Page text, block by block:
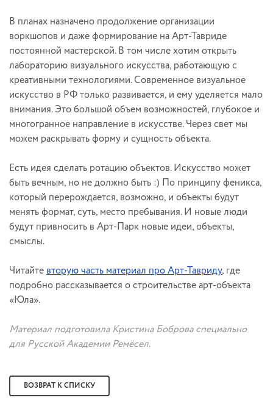
В планах назначено продолжение организации
воркшопов и даже формирование на Арт-Тавриде
постоянной мастерской. В том числе хотим открыть
лабораторию визуального искусства, работающую с
креативными технологиями. Современное визуальное
искусство в РФ только развивается, и ему уделяется мало
внимания. Это большой объем возможностей, глубокое и
многогранное направление в искусстве. Через свет мы
можем раскрывать форму и сущность объекта.
Есть идея сделать ротацию объектов. Искусство может
быть вечным, но не должно быть :) По принципу феникса,
который перерождается, возможно, и объекты будут
менять формат, суть, место пребывания. И новые люди
будут привносить в Арт-Парк новые идеи, объекты,
смыслы.
Читайтевторую часть материал про Арт-Тавриду, где
подробно рассказывается о строительстве арт-объекта
«Юла».
Материал подготовила Кристина Боброва специально
для Русской Академии Ремёсел.
ВОЗВРАТ К СПИСКУ